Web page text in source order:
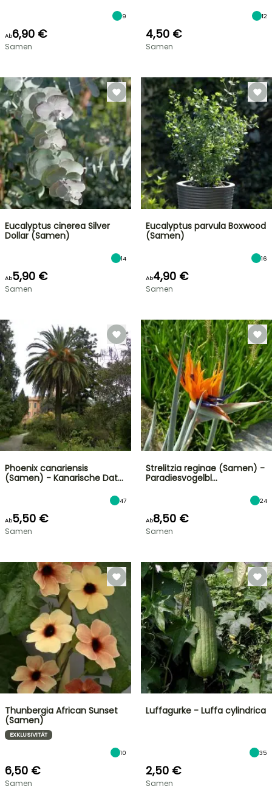
9
Ab6,90 €
Samen
12
4,50 €
Samen
Eucalyptus cinerea Silver
Dollar (Samen)
14
Ab5,90 €
Samen
Eucalyptus parvula Boxwood
(Samen)
16
Ab4,90 €
Samen
Phoenix canariensis
(Samen) - Kanarische Dat…
47
Ab5,50 €
Samen
Strelitzia reginae (Samen) -
Paradiesvogelbl…
24
Ab8,50 €
Samen
Thunbergia African Sunset
(Samen)
EXKLUSIVITÄT
10
6,50 €
Samen
Luffagurke - Luffa cylindrica
35
2,50 €
Samen